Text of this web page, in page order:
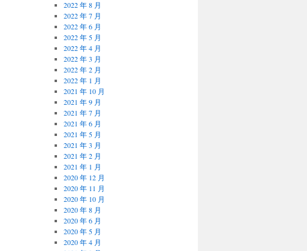
2022 年 8 月
2022 年 7 月
2022 年 6 月
2022 年 5 月
2022 年 4 月
2022 年 3 月
2022 年 2 月
2022 年 1 月
2021 年 10 月
2021 年 9 月
2021 年 7 月
2021 年 6 月
2021 年 5 月
2021 年 3 月
2021 年 2 月
2021 年 1 月
2020 年 12 月
2020 年 11 月
2020 年 10 月
2020 年 8 月
2020 年 6 月
2020 年 5 月
2020 年 4 月